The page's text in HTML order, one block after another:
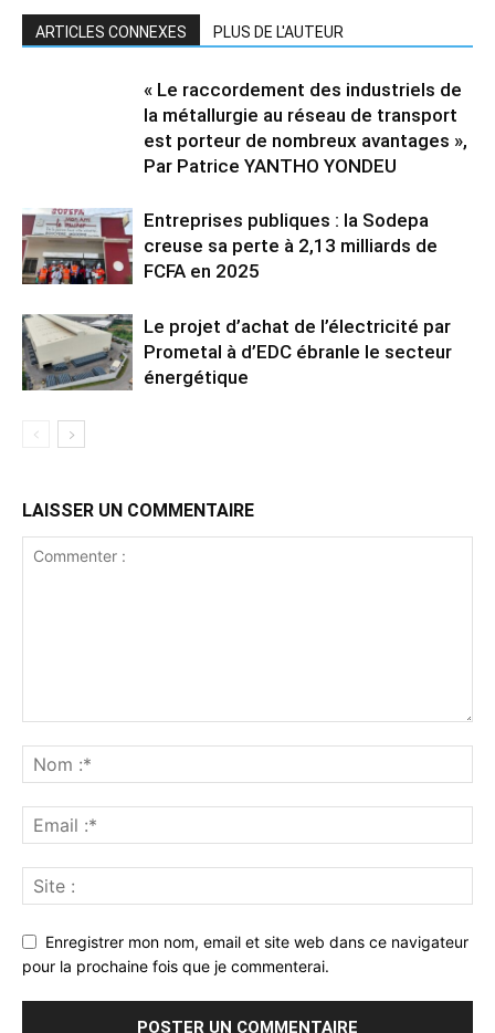
ARTICLES CONNEXES PLUS DE L'AUTEUR
« Le raccordement des industriels de
la métallurgie au réseau de transport
est porteur de nombreux avantages »,
Par Patrice YANTHO YONDEU
Entreprises publiques : la Sodepa
creuse sa perte à 2,13 milliards de
FCFA en 2025
Le projet d’achat de l’électricité par
Prometal à d’EDC ébranle le secteur
énergétique
LAISSER UN COMMENTAIRE
Enregistrer mon nom, email et site web dans ce navigateur
pour la prochaine fois que je commenterai.